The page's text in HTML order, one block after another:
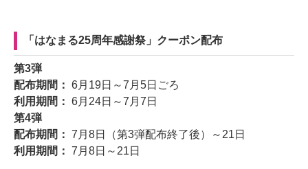
「はなまる25周年感謝祭」クーポン配布
第3弾
配布期間： 6月19日～7月5日ごろ
利用期間： 6月24日～7月7日
第4弾
配布期間： 7月8日（第3弾配布終了後）～21日
利用期間： 7月8日～21日